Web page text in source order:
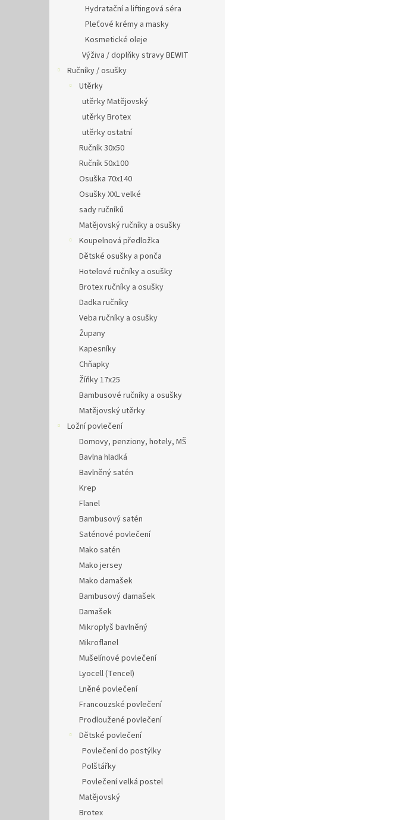
Hydratační a liftingová séra
Pleťové krémy a masky
Kosmetické oleje
Výživa / doplňky stravy BEWIT
Ručníky / osušky
Utěrky
utěrky Matějovský
utěrky Brotex
utěrky ostatní
Ručník 30x50
Ručník 50x100
Osuška 70x140
Osušky XXL velké
sady ručníků
Matějovský ručníky a osušky
Koupelnová předložka
Dětské osušky a ponča
Hotelové ručníky a osušky
Brotex ručníky a osušky
Dadka ručníky
Veba ručníky a osušky
Župany
Kapesníky
Chňapky
Žíňky 17x25
Bambusové ručníky a osušky
Matějovský utěrky
Ložní povlečení
Domovy, penziony, hotely, MŠ
Bavlna hladká
Bavlněný satén
Krep
Flanel
Bambusový satén
Saténové povlečení
Mako satén
Mako jersey
Mako damašek
Bambusový damašek
Damašek
Mikroplyš bavlněný
Mikroflanel
Mušelínové povlečení
Lyocell (Tencel)
Lněné povlečení
Francouzské povlečení
Prodloužené povlečení
Dětské povlečení
Povlečení do postýlky
Polštářky
Povlečení velká postel
Matějovský
Brotex